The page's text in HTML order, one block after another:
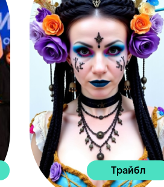
Трайбл